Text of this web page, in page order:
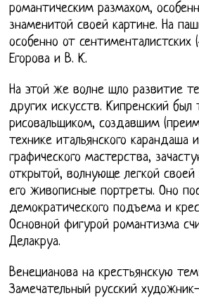
романтическим размахом,
знаменитой своей картине. На
особенно от
Егорова и В. К.
На этой же волне шло развитие
других искусств. Кипренский
рисовальщиком, создавшим
технике итальянского карандаша
графического мастерства,
открытой, волнующе легкой
его живописные портреты. Оно
демократического подъема и
Основной фигурой романтизма
Делакруа.
Венецианова на крестьянскую
Замечательный русский